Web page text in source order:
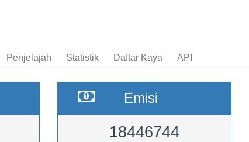
Penjelajah Statistik Daftar Kaya API
Emisi
18446744